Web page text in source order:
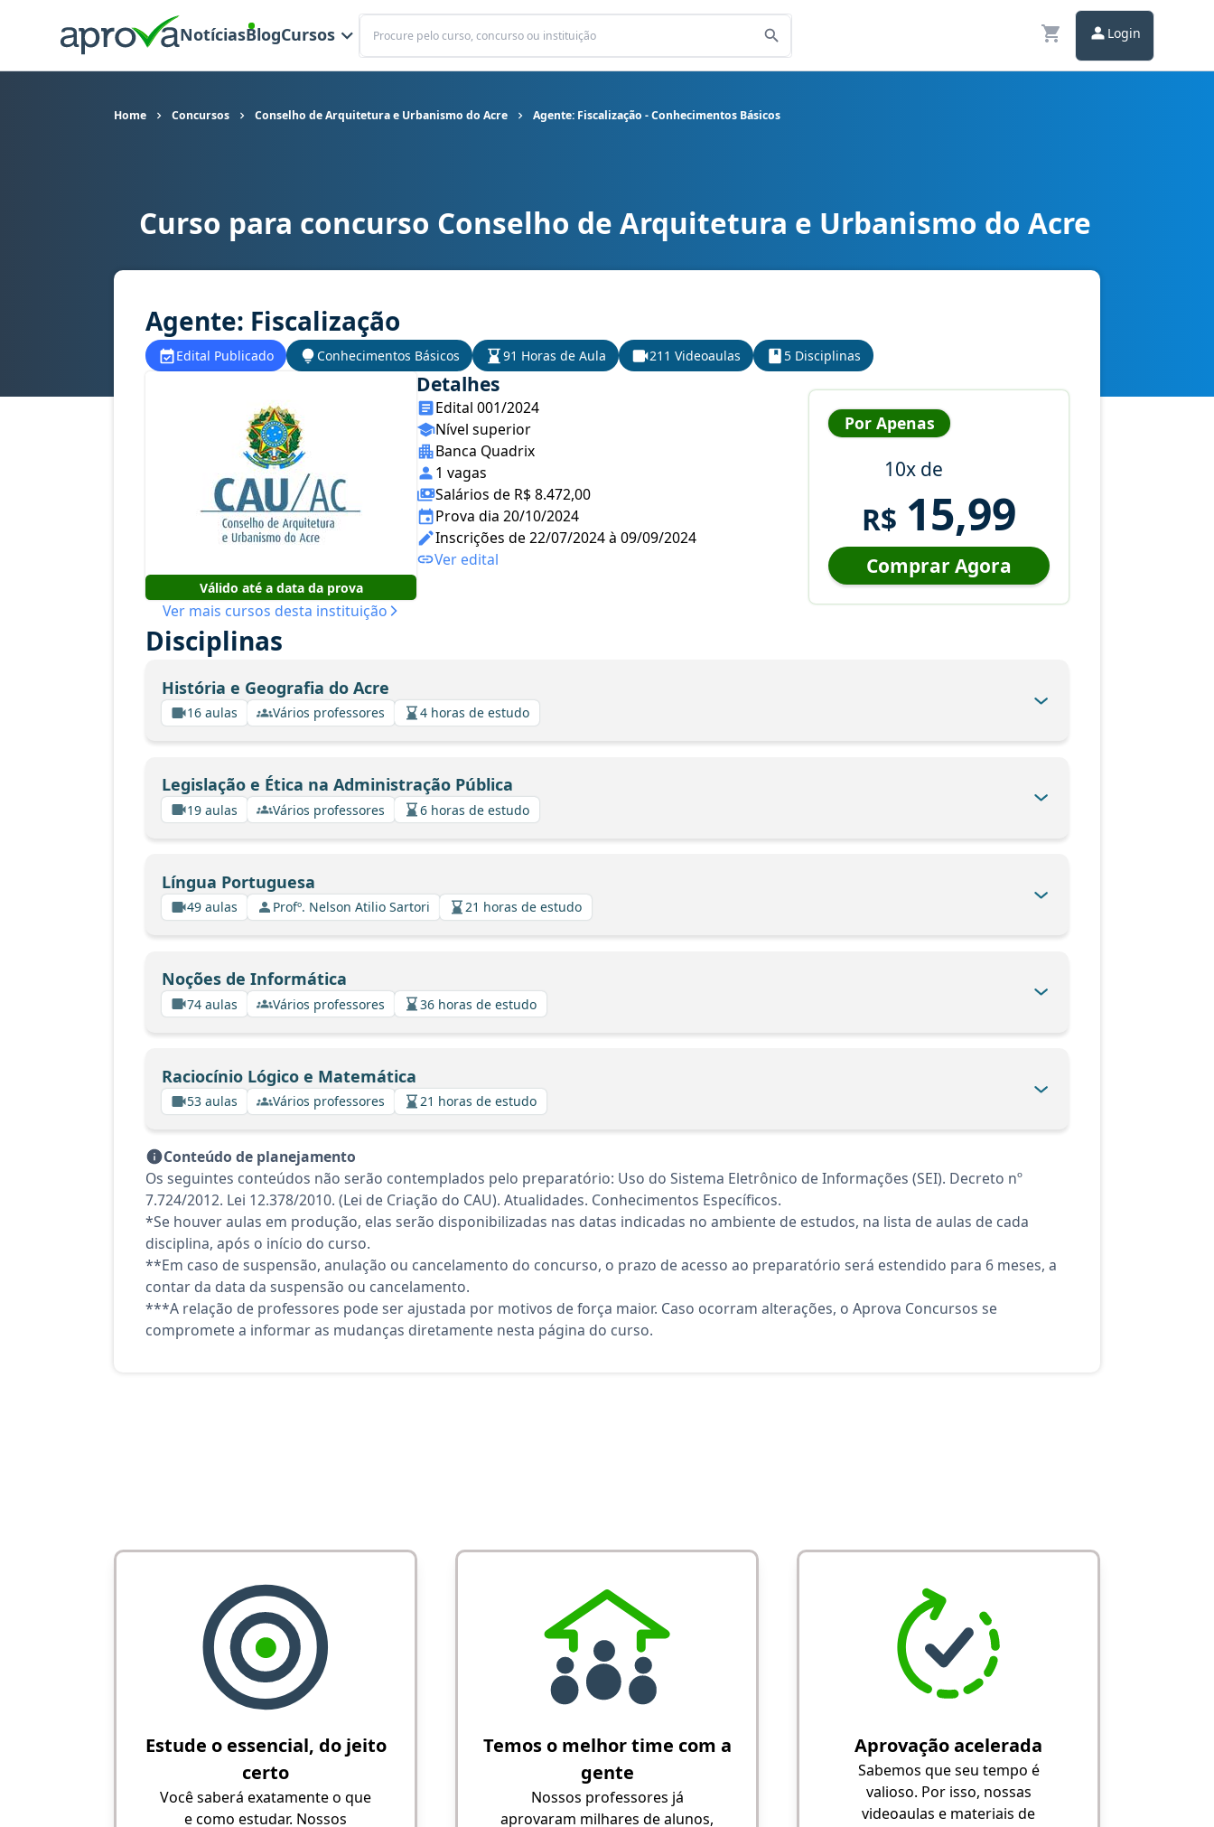
NotíciasBlogCursos
Buscar
Login
Home Concursos Conselho de Arquitetura e Urbanismo do Acre Agente: Fiscalização - Conhecimentos Básicos
Curso para concurso CAU AC - Conselho de Arquitetura e Urbanismo do Acre cargo Agente: Fiscalização - Conhecimentos Básicos
Curso para concurso Conselho de Arquitetura e Urbanismo do Acre
Agente: Fiscalização
Edital Publicado Conhecimentos Básicos 91 Horas de Aula 211 Videoaulas 5 Disciplinas
Válido até a data da prova
Ver mais cursos desta instituição
Detalhes
Edital 001/2024
Nível superior
Banca Quadrix
1 vagas
Salários de R$ 8.472,00
Prova dia 20/10/2024
Inscrições de 22/07/2024 à 09/09/2024
Ver edital
Por Apenas
10x de
R$ 15,99
Comprar Agora
Disciplinas
História e Geografia do Acre
16 aulas Vários professores 4 horas de estudo
Legislação e Ética na Administração Pública
19 aulas Vários professores 6 horas de estudo
Língua Portuguesa
49 aulas Profº. Nelson Atilio Sartori 21 horas de estudo
Noções de Informática
74 aulas Vários professores 36 horas de estudo
Raciocínio Lógico e Matemática
53 aulas Vários professores 21 horas de estudo
Conteúdo de planejamento
Os seguintes conteúdos não serão contemplados pelo preparatório: Uso do Sistema Eletrônico de Informações (SEI). Decreto nº
7.724/2012. Lei 12.378/2010. (Lei de Criação do CAU). Atualidades. Conhecimentos Específicos.
*Se houver aulas em produção, elas serão disponibilizadas nas datas indicadas no ambiente de estudos, na lista de aulas de cada
disciplina, após o início do curso.
**Em caso de suspensão, anulação ou cancelamento do concurso, o prazo de acesso ao preparatório será estendido para 6 meses, a
contar da data da suspensão ou cancelamento.
***A relação de professores pode ser ajustada por motivos de força maior. Caso ocorram alterações, o Aprova Concursos se
compromete a informar as mudanças diretamente nesta página do curso.
Estude o essencial, do jeito
certo
Você saberá exatamente o que
e como estudar. Nossos
Temos o melhor time com a
gente
Nossos professores já
aprovaram milhares de alunos,
Aprovação acelerada
Sabemos que seu tempo é
valioso. Por isso, nossas
videoaulas e materiais de